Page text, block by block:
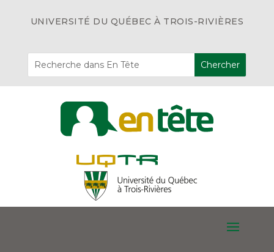
UNIVERSITÉ DU QUÉBEC À TROIS-RIVIÈRES